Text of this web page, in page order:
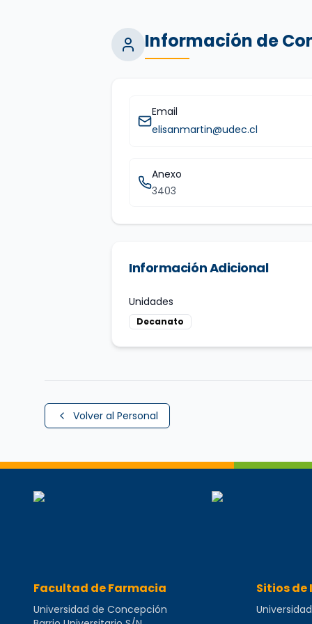
Información de
Email
elisanmartin@udec.cl
Anexo
3403
Información Adicional
Unidades
Decanato
Volver al Personal
Facultad de Farmacia
Universidad de Concepción
Sitios de